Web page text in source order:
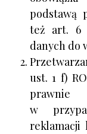
podstawą
też art. 6
danych do
ust. 1 f)
prawnie
w
reklamacji